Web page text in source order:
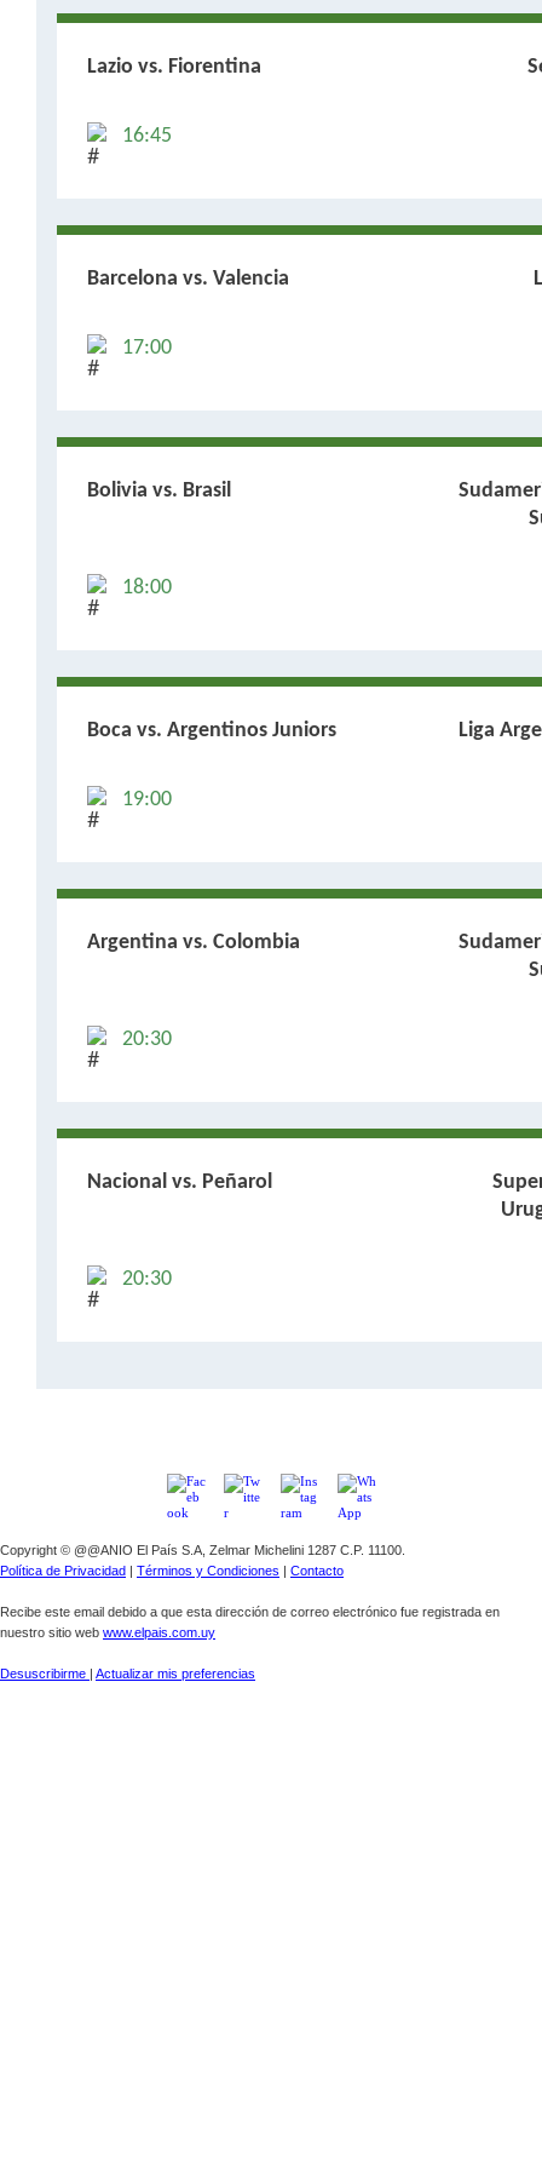
Lazio vs. Fiorentina
16:45
Barcelona vs. Valencia
17:00
Bolivia vs. Brasil
18:00
Boca vs. Argentinos Juniors Liga
19:00
Argentina vs. Colombia
20:30
Nacional vs. Peñarol
20:30
Copyright © @@ANIO El País S.A, Zelmar Michelini 1287 C.P. 11100.
Política de Privacidad | Términos y Condiciones | Contacto
Recibe este email debido a que esta dirección de correo electrónico fue registrada en
nuestro sitio web www.elpais.com.uy
Desuscribirme | Actualizar mis preferencias